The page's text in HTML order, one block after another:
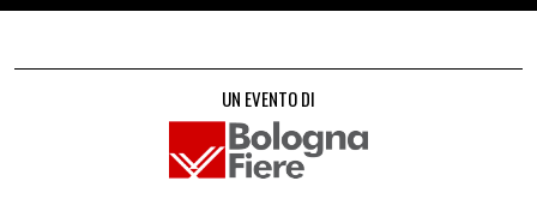
UN EVENTO DI